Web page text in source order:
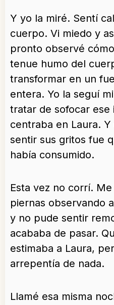
Y yo la miré. Sentí
cuerpo. Vi miedo y
pronto observé
tenue humo del
transformar en un
entera. Yo la seguí
tratar de sofocar ese
centraba en Laura.
sentir sus gritos fue
había consumido.
Esta vez no corrí.
piernas observando
y no pude sentir
acababa de pasar.
estimaba a Laura,
arrepentía de nada.
Llamé esa misma